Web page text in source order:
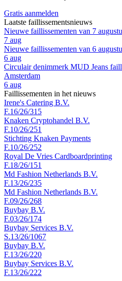
Gratis aanmelden
Laatste faillissementsnieuws
Nieuwe faillissementen van 7
7 aug
Nieuwe faillissementen van 6
6 aug
Circulair denimmerk MUD Jeans
Amsterdam
6 aug
Faillissementen in het nieuws
Irene's Catering B.V.
F.16/26/315
Knaken Cryptohandel B.V.
F.10/26/251
Stichting Knaken Payments
F.10/26/252
Royal De Vries Cardboardprinting
F.18/26/151
Md Fashion Netherlands B.V.
F.13/26/235
Md Fashion Netherlands B.V.
F.09/26/268
Buybay B.V.
F.03/26/174
Buybay Services B.V.
S.13/26/1067
Buybay B.V.
F.13/26/220
Buybay Services B.V.
F.13/26/222